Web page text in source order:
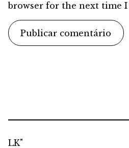
browser for the next time
LK"